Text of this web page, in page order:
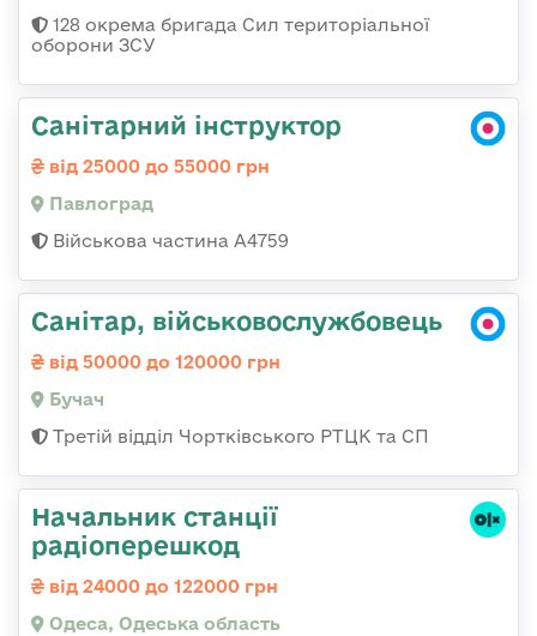
128 окрема бригада Сил територіальної
оборони ЗСУ
Санітарний інструктор
від 25000 до 55000 грн
Павлоград
Військова частина А4759
Санітар, військовослужбовець
від 50000 до 120000 грн
Бучач
Третій відділ Чортківського РТЦК та СП
Начальник станції
радіоперешкод
від 24000 до 122000 грн
Одеса, Одеська область